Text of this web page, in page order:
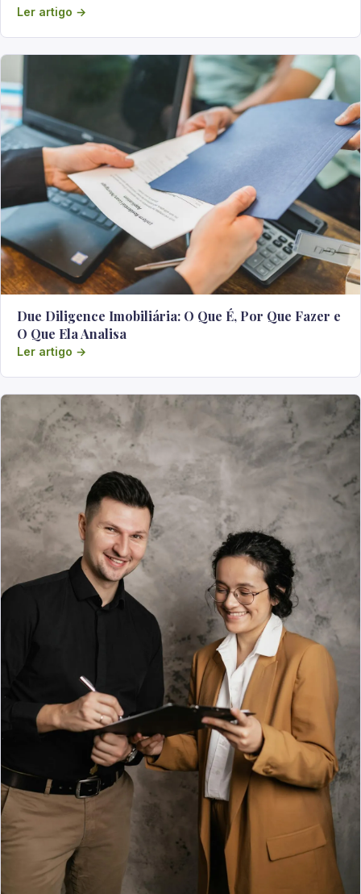
Ler artigo →
Due Diligence Imobiliária: O Que É, Por Que Fazer e
O Que Ela Analisa
Ler artigo →